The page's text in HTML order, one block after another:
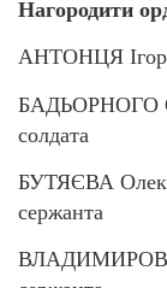
Нагородити
АНТОНЦЯ
БАДЬОРНОГО
солдата
БУТЯЄВА
сержанта
ВЛАДИМИРОВА